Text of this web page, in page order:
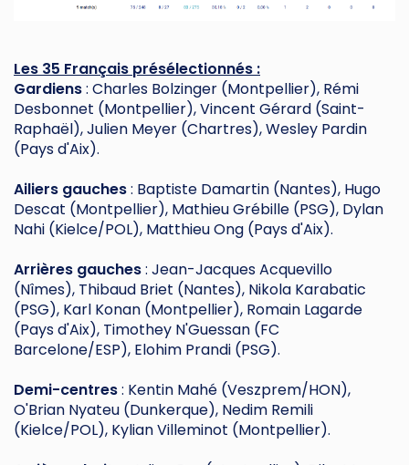
Les 35 Français présélectionnés :
Gardiens: Charles Bolzinger (Montpellier), Rémi
Desbonnet (Montpellier), Vincent Gérard (Saint-
Raphaël), Julien Meyer (Chartres), Wesley Pardin
(Pays d'Aix).
Ailiers gauches: Baptiste Damartin (Nantes), Hugo
Descat (Montpellier), Mathieu Grébille (PSG), Dylan
Nahi (Kielce/POL), Matthieu Ong (Pays d'Aix).
Arrières gauches: Jean-Jacques Acquevillo
(Nîmes), Thibaud Briet (Nantes), Nikola Karabatic
(PSG), Karl Konan (Montpellier), Romain Lagarde
(Pays d'Aix), Timothey N'Guessan (FC
Barcelone/ESP), Elohim Prandi (PSG).
Demi-centres: Kentin Mahé (Veszprem/HON),
O'Brian Nyateu (Dunkerque), Nedim Remili
(Kielce/POL), Kylian Villeminot (Montpellier).